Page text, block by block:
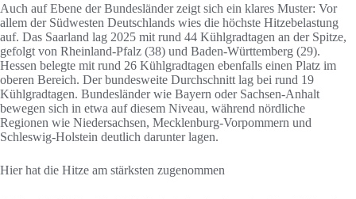
Auch auf Ebene der Bundesländer zeigt sich ein klares Muster: Vor
allem der Südwesten Deutschlands wies die höchste Hitzebelastung
auf. Das Saarland lag 2025 mit rund 44 Kühlgradtagen an der Spitze,
gefolgt von Rheinland-Pfalz (38) und Baden-Württemberg (29).
Hessen belegte mit rund 26 Kühlgradtagen ebenfalls einen Platz im
oberen Bereich. Der bundesweite Durchschnitt lag bei rund 19
Kühlgradtagen. Bundesländer wie Bayern oder Sachsen-Anhalt
bewegen sich in etwa auf diesem Niveau, während nördliche
Regionen wie Niedersachsen, Mecklenburg-Vorpommern und
Schleswig-Holstein deutlich darunter lagen.
Hier hat die Hitze am stärksten zugenommen